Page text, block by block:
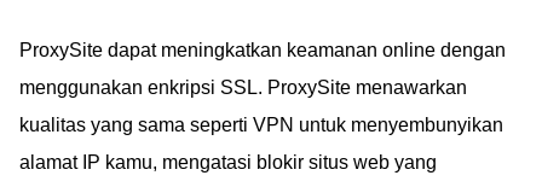
ProxySite dapat meningkatkan keamanan online dengan
menggunakan enkripsi SSL. ProxySite menawarkan
kualitas yang sama seperti VPN untuk menyembunyikan
alamat IP kamu, mengatasi blokir situs web yang